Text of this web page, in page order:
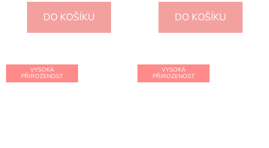
DO KOŠÍKU DO KOŠÍKU
VYSOKÁ
PŘIROZENOST
VYSOKÁ
PŘIROZENOST